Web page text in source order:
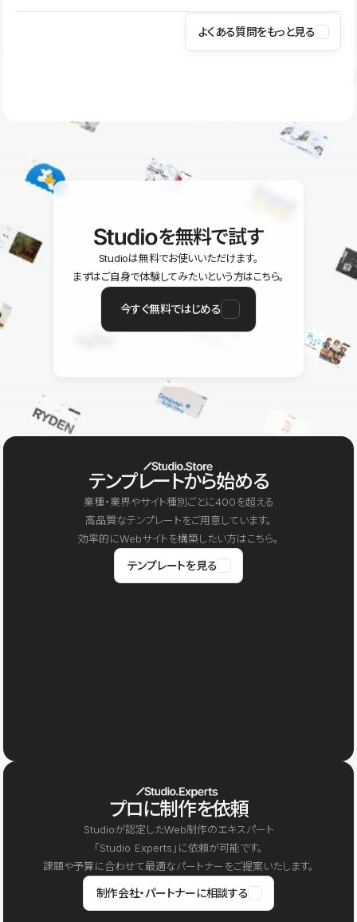
はSSL/TLSによる通信暗号化に対応しており、悪質なスクリプトの
操作方法や機能については、ヘルプセンターでご確認いただけま
ユーザー同士で質問・相談できるコミュニティもご利用ください。
よくある質問をもっと見る
を無料で試す
Studioは無料でお使いいただけます。
まずはご自身で体験してみたいという方はこちら。
今すぐ無料ではじめる
テンプレートから始める
業種・業界やサイト種別ごとに400を超える
高品質なテンプレートをご用意しています。
効率的にWebサイトを構築したい方はこちら。
テンプレートを見る
プロに制作を依頼
Studioが認定したWeb制作のエキスパート
「Studio Experts」に依頼が可能です。
課題や予算に合わせて最適なパートナーをご提案いたします。
制作会社・パートナーに相談する